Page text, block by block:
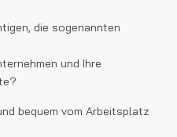
die sogenannten
und Ihre
bequem vom Arbeitsplatz